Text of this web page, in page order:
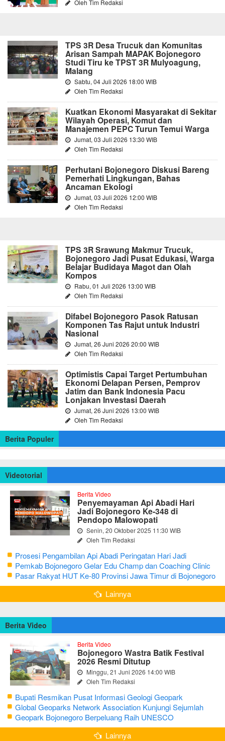
Oleh Tim Redaksi
TPS 3R Desa Trucuk dan Komunitas
Arisan Sampah MAPAK Bojonegoro
Studi Tiru ke TPST 3R Mulyoagung,
Malang
Sabtu, 04 Juli 2026 18:00 WIB
Oleh Tim Redaksi
Kuatkan Ekonomi Masyarakat di Sekitar
Wilayah Operasi, Komut dan
Manajemen PEPC Turun Temui Warga
Jumat, 03 Juli 2026 13:30 WIB
Oleh Tim Redaksi
Perhutani Bojonegoro Diskusi Bareng
Pemerhati Lingkungan, Bahas
Ancaman Ekologi
Jumat, 03 Juli 2026 12:00 WIB
Oleh Tim Redaksi
TPS 3R Srawung Makmur Trucuk,
Bojonegoro Jadi Pusat Edukasi, Warga
Belajar Budidaya Magot dan Olah
Kompos
Rabu, 01 Juli 2026 13:00 WIB
Oleh Tim Redaksi
Difabel Bojonegoro Pasok Ratusan
Komponen Tas Rajut untuk Industri
Nasional
Jumat, 26 Juni 2026 20:00 WIB
Oleh Tim Redaksi
Optimistis Capai Target Pertumbuhan
Ekonomi Delapan Persen, Pemprov
Jatim dan Bank Indonesia Pacu
Lonjakan Investasi Daerah
Jumat, 26 Juni 2026 13:00 WIB
Oleh Tim Redaksi
Berita Populer
Videotorial
Berita Video
Penyemayaman Api Abadi Hari
Jadi Bojonegoro Ke-348 di
Pendopo Malowopati
Senin, 20 Oktober 2025 11:30 WIB
Oleh Tim Redaksi
Prosesi Pengambilan Api Abadi Peringatan Hari Jadi
Bojonegoro Ke-348
Pemkab Bojonegoro Gelar Edu Champ dan Coaching Clinic
Seni Reog dan Jaranan
Pasar Rakyat HUT Ke-80 Provinsi Jawa Timur di Bojonegoro
Lainnya
Berita Video
Berita Video
Bojonegoro Wastra Batik Festival
2026 Resmi Ditutup
Minggu, 21 Juni 2026 14:00 WIB
Oleh Tim Redaksi
Bupati Resmikan Pusat Informasi Geologi Geopark
Bojonegoro
Global Geoparks Network Association Kunjungi Sejumlah
Geosite di Bojonegoro
Geopark Bojonegoro Berpeluang Raih UNESCO
Global Geopark
Lainnya